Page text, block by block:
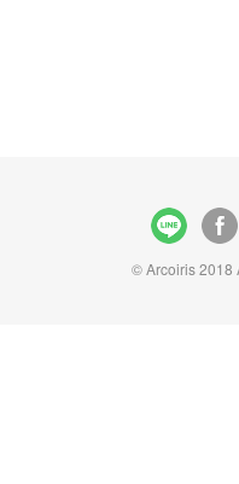
© Arcoiris 2018